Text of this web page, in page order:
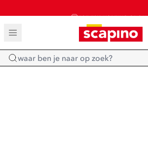
TOT 70% KORTING OP SALE
SALE: LAATSTE KANS!
SHOP NIEUW
Home